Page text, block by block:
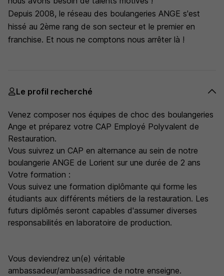
Depuis 2008, le réseau des boulangeries ANGE s'est
hissé au 2ème rang de son secteur et le premier en
franchise. Et nous ne comptons nous arrêter là !
Le profil recherché
Venez composer nos équipes de choc des boulangeries
Ange et préparez votre CAP Employé Polyvalent de
Restauration.
Vous suivrez un CAP en alternance au sein de notre
boulangerie ANGE de Lorient sur une durée de 2 ans
Votre formation :
Vous suivez une formation diplômante qui forme les
étudiants aux différents métiers de la restauration. Les
futurs diplômés seront capables d'assumer diverses
responsabilités en laboratoire de production.
Vous deviendrez un(e) véritable
ambassadeur/ambassadrice de notre enseigne.